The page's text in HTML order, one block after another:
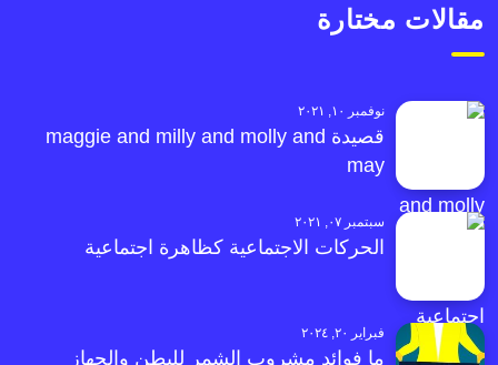
مقالات مختارة
نوفمبر ١٠, ٢٠٢١
قصيدة maggie and milly and molly and
may
سبتمبر ٠٧, ٢٠٢١
الحركات الاجتماعية كظاهرة اجتماعية
فبراير ٢٠, ٢٠٢٤
ما فوائد مشروب الشمر للبطن والجهاز